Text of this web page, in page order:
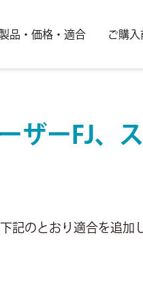
品・価格・適合 ご購入
ザーFJ、
記のとおり適合を追加